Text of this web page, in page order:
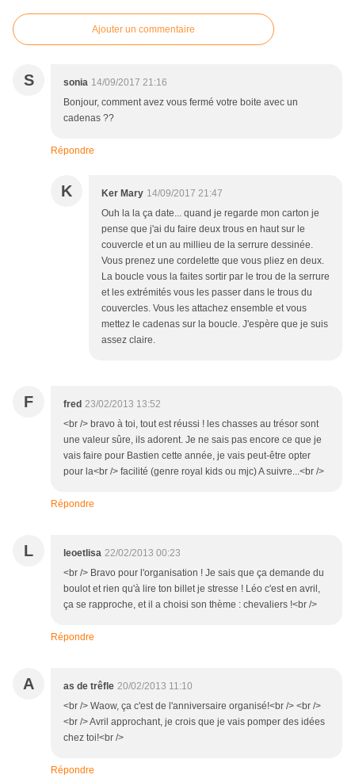
Ajouter un commentaire
S sonia 14/09/2017 21:16
Bonjour, comment avez vous fermé votre boite avec un
cadenas ??
Répondre
K Ker Mary 14/09/2017 21:47
Ouh la la ça date... quand je regarde mon carton je
pense que j'ai du faire deux trous en haut sur le
couvercle et un au millieu de la serrure dessinée.
Vous prenez une cordelette que vous pliez en deux.
La boucle vous la faites sortir par le trou de la serrure
et les extrémités vous les passer dans le trous du
couvercles. Vous les attachez ensemble et vous
mettez le cadenas sur la boucle. J'espère que je suis
assez claire.
F fred 23/02/2013 13:52
<br /> bravo à toi, tout est réussi ! les chasses au trésor sont
une valeur sûre, ils adorent. Je ne sais pas encore ce que je
vais faire pour Bastien cette année, je vais peut-être opter
pour la<br /> facilité (genre royal kids ou mjc) A suivre...<br />
Répondre
L leoetlisa 22/02/2013 00:23
<br /> Bravo pour l'organisation ! Je sais que ça demande du
boulot et rien qu'à lire ton billet je stresse ! Léo c'est en avril,
ça se rapproche, et il a choisi son thème : chevaliers !<br />
Répondre
A as de trêfle 20/02/2013 11:10
<br /> Waow, ça c'est de l'anniversaire organisé!<br /> <br />
<br /> Avril approchant, je crois que je vais pomper des idées
chez toi!<br />
Répondre